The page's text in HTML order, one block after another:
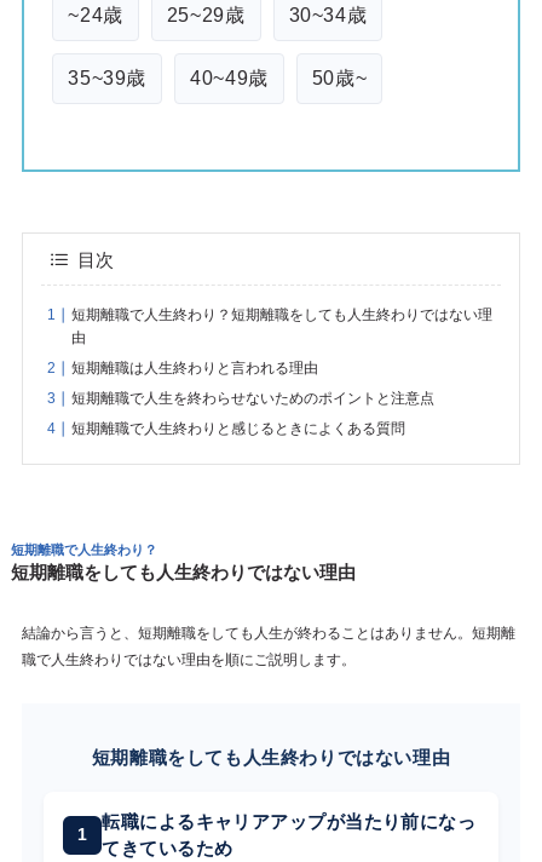
~24歳 25~29歳 30~34歳
35~39歳 40~49歳 50歳~
目次
短期離職で人生終わり？短期離職をしても人生終わりではない理
由
短期離職は人生終わりと言われる理由
短期離職で人生を終わらせないためのポイントと注意点
短期離職で人生終わりと感じるときによくある質問
短期離職で人生終わり？
短期離職をしても人生終わりではない理由
結論から言うと、短期離職をしても人生が終わることはありません。短期離
職で人生終わりではない理由を順にご説明します。
短期離職をしても人生終わりではない理由
転職によるキャリアアップが当たり前になっ
てきているため